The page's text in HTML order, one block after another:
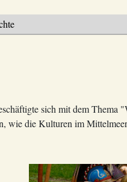
sich mit dem Thema
die Kulturen im